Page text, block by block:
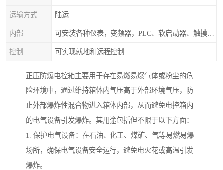
运输方式 陆运
内部
控制 可实现就地和远程控制
正压防爆电控箱主要用于存在易燃易爆气体或粉尘的危
险环境中，通过维持箱体内气压高于外部环境气压，防
止外部爆炸性混合物进入箱体内部，从而避免电控箱内
的电气设备引发爆炸。其用途包括但不限于以下方面：
1. 保护电气设备：在石油、化工、煤矿、气等易燃易爆
场所，确保电气设备安全运行，避免电火花或高温引发
爆炸。